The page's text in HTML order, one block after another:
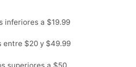
inferiores a $19.99
entre $20 y $49.99